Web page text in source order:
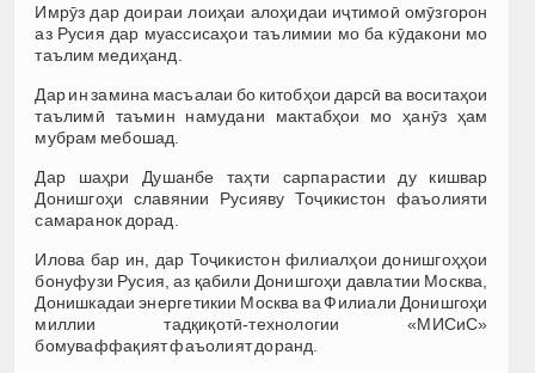
Имрӯз дар доираи лоиҳаи алоҳидаи иҷтимоӣ омӯзгорон
аз Русия дар муассисаҳои таълимии мо ба кӯдакони мо
таълим медиҳанд.
Дар ин замина масъалаи бо китобҳои дарсӣ ва воситаҳои
таълимӣ таъмин намудани мактабҳои мо ҳанӯз ҳам
мубрам мебошад.
Дар шаҳри Душанбе таҳти сарпарастии ду кишвар
Донишгоҳи славянии Русияву Тоҷикистон фаъолияти
самаранок дорад.
Илова бар ин, дар Тоҷикистон филиалҳои донишгоҳҳои
бонуфузи Русия, аз қабили Донишгоҳи давлатии Москва,
Донишкадаи энергетикии Москва ва Филиали Донишгоҳи
миллии тадқиқотӣ-технологии «МИСиС»
бомуваффақият фаъолият доранд.